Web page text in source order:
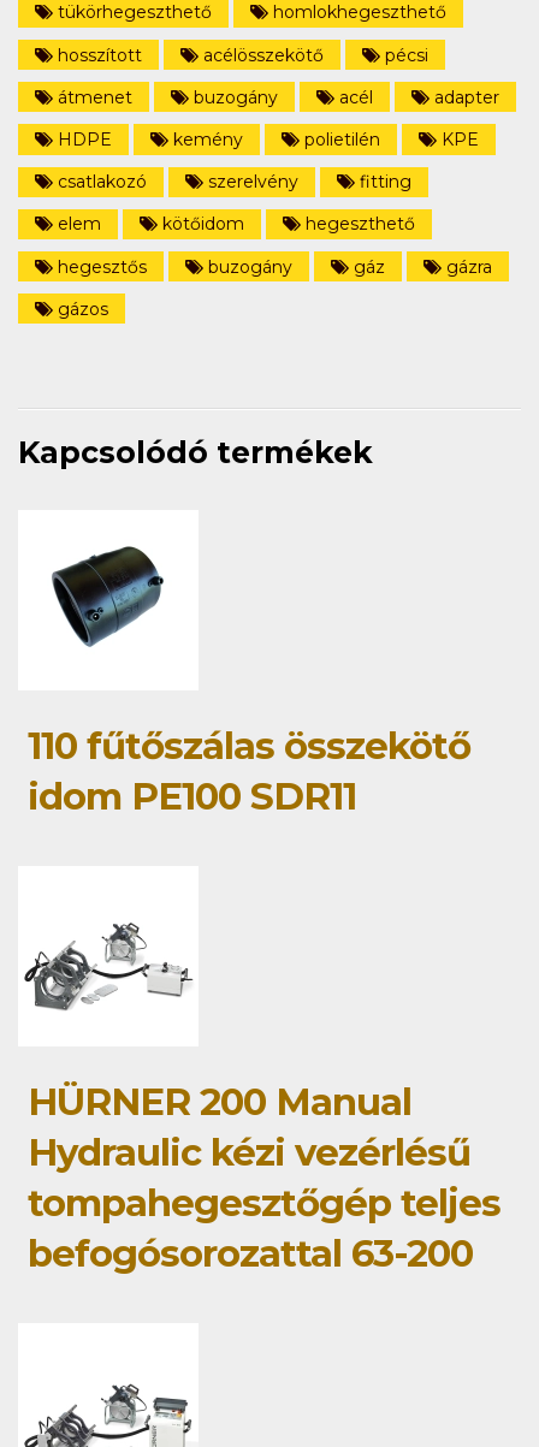
tükörhegeszthető
homlokhegeszthető
hosszított
acélösszekötő
pécsi
átmenet
buzogány acél
adapter
HDPE
kemény polietilén
KPE
csatlakozó
szerelvény
fitting
elem
kötőidom
hegeszthető
hegesztős
buzogány gáz
gázra
gázos
Kapcsolódó termékek
110 fűtőszálas összekötő
idom PE100 SDR11
HÜRNER 200 Manual
Hydraulic kézi vezérlésű
tompahegesztőgép teljes
befogósorozattal 63-200